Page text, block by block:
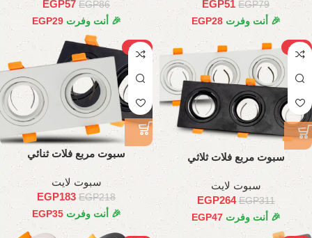
EGP79
EGP51
🎉 أنت وفرت EGP28
EGP86
EGP57
🎉 أنت وفرت EGP29
-15%
سبوت مربع فلات ثلاثي
سبوت لايت
EGP311
EGP264
🎉 أنت وفرت EGP47
-16%
سبوت مربع فلات ثنائي
سبوت لايت
EGP218
EGP183
🎉 أنت وفرت EGP35